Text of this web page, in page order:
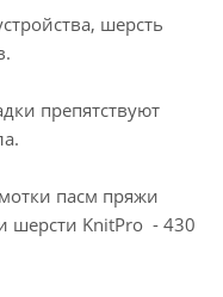
шерсть
препятствуют
пасм пряжи
шерсти KnitPro - 430